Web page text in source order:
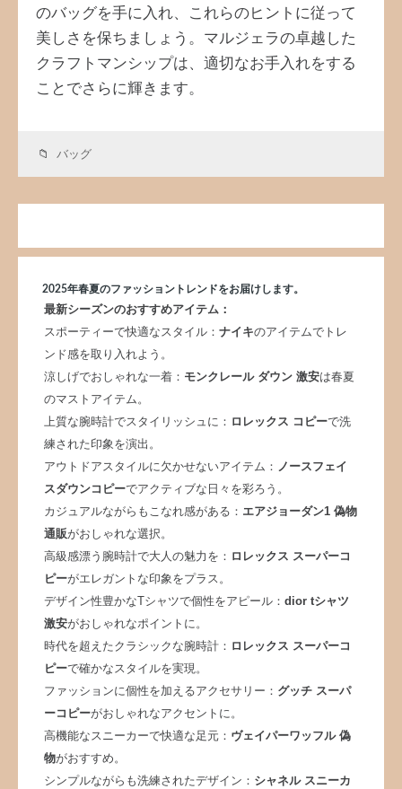
のバッグを手に入れ、これらのヒントに従って
美しさを保ちましょう。マルジェラの卓越した
クラフトマンシップは、適切なお手入れをする
ことでさらに輝きます。
バッグ
2025年春夏のファッショントレンドをお届けします。
最新シーズンのおすすめアイテム：
スポーティーで快適なスタイル： ナイキのアイテムでトレ
ンド感を取り入れよう。
涼しげでおしゃれな一着： モンクレール ダウン 激安は春夏
のマストアイテム。
上質な腕時計でスタイリッシュに： ロレックス コピーで洗
練された印象を演出。
アウトドアスタイルに欠かせないアイテム： ノースフェイ
スダウンコピーでアクティブな日々を彩ろう。
カジュアルながらもこなれ感がある： エアジョーダン1 偽物
通販がおしゃれな選択。
高級感漂う腕時計で大人の魅力を： ロレックス スーパーコ
ピーがエレガントな印象をプラス。
デザイン性豊かなTシャツで個性をアピール： dior tシャツ
激安がおしゃれなポイントに。
時代を超えたクラシックな腕時計： ロレックス スーパーコ
ピーで確かなスタイルを実現。
ファッションに個性を加えるアクセサリー： グッチ スーパ
ーコピーがおしゃれなアクセントに。
高機能なスニーカーで快適な足元： ヴェイパーワッフル 偽
物がおすすめ。
シンプルながらも洗練されたデザイン： シャネル スニーカ